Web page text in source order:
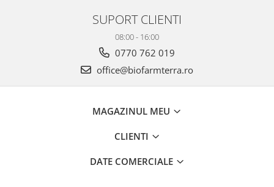
SUPORT CLIENTI
08:00 - 16:00
0770 762 019
office@biofarmterra.ro
MAGAZINUL MEU
CLIENTI
DATE COMERCIALE